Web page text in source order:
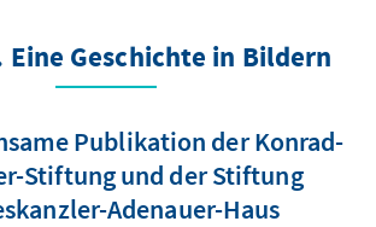
Eine Geschichte in Bildern
Publikation der Konrad-
Stiftung und der Stiftung
Adenauer-Haus